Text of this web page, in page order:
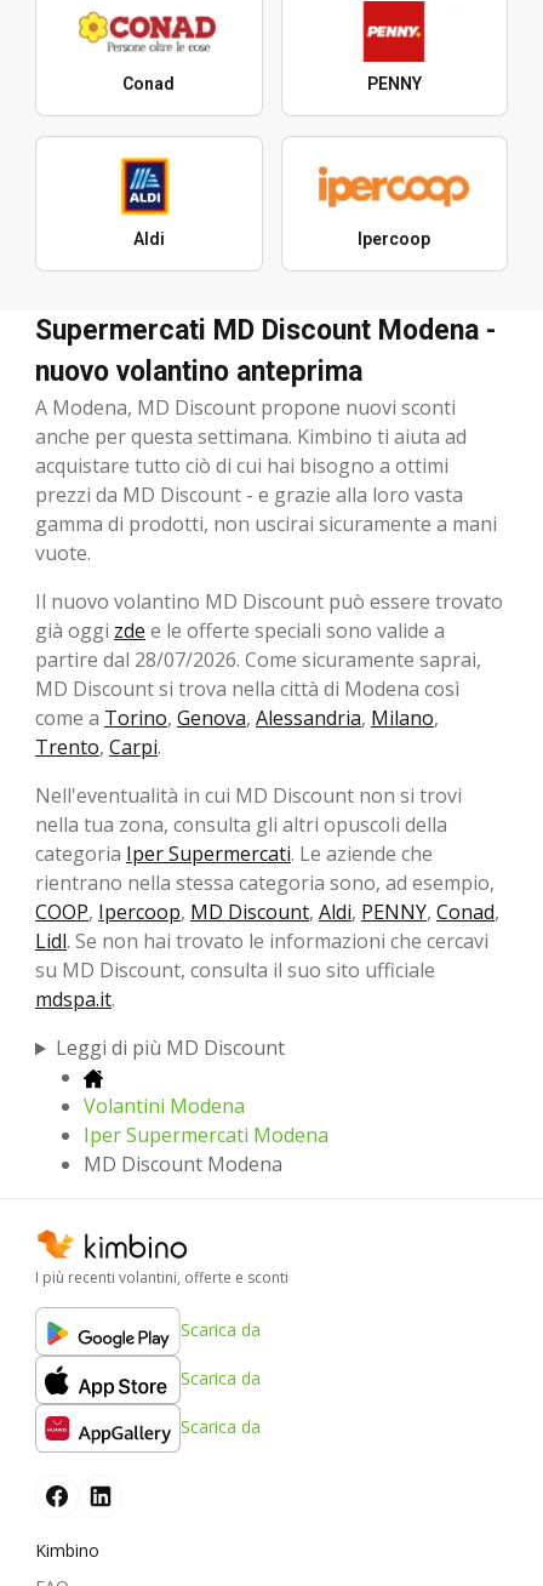
Conad PENNY
Aldi Ipercoop
Supermercati MD Discount Modena -
nuovo volantino anteprima
A Modena, MD Discount propone nuovi sconti
anche per questa settimana. Kimbino ti aiuta ad
acquistare tutto ciò di cui hai bisogno a ottimi
prezzi da MD Discount - e grazie alla loro vasta
gamma di prodotti, non uscirai sicuramente a mani
vuote.
Il nuovo volantino MD Discount può essere trovato
già oggi zde e le offerte speciali sono valide a
partire dal 28/07/2026. Come sicuramente saprai,
MD Discount si trova nella città di Modena così
come a Torino, Genova, Alessandria, Milano,
Trento, Carpi.
Nell'eventualità in cui MD Discount non si trovi
nella tua zona, consulta gli altri opuscoli della
categoria Iper Supermercati. Le aziende che
rientrano nella stessa categoria sono, ad esempio,
COOP, Ipercoop, MD Discount, Aldi, PENNY, Conad,
Lidl. Se non hai trovato le informazioni che cercavi
su MD Discount, consulta il suo sito ufficiale
mdspa.it.
Leggi di più MD Discount
Volantini Modena
Iper Supermercati Modena
MD Discount Modena
I più recenti volantini, offerte e sconti
Scarica da
Scarica da
Scarica da
Kimbino